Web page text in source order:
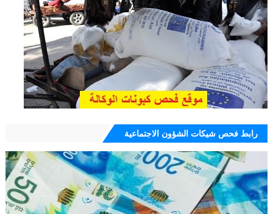
رابط فحص شيكات الشؤون الاجتماعية